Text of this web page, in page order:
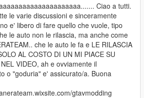
Ciao a tutti.
le varie discussioni e sinceramente
e' libero di fare quello che vuole, tipo
le auto non le rilascia, ma anche come
che le auto le fa e LE RILASCIA
AL COSTO DI UN MI PIACE SU
VIDEO, ah e ovviamente il
o "goduria" e' assicurato/a. Buona
gtavmodding